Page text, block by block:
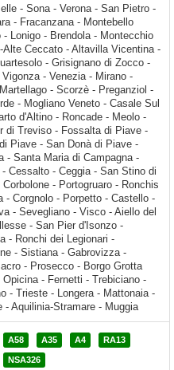
A58 A35 A4 RA13
NSA326